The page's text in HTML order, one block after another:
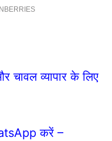
चावल व्यापार के लिए
करें –